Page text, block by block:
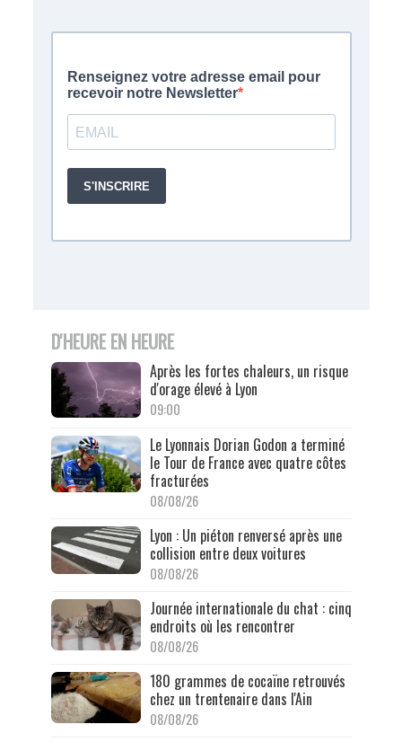
D'HEURE EN HEURE
Après les fortes chaleurs, un risque
d'orage élevé à Lyon
09:00
Le Lyonnais Dorian Godon a terminé
le Tour de France avec quatre côtes
fracturées
08/08/26
Lyon : Un piéton renversé après une
collision entre deux voitures
08/08/26
Journée internationale du chat : cinq
endroits où les rencontrer
08/08/26
180 grammes de cocaïne retrouvés
chez un trentenaire dans l'Ain
08/08/26